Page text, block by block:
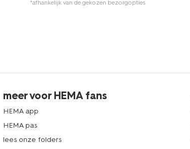
*afhankelijk van de gekozen bezorgopties
meer voor HEMA fans
HEMA app
HEMA pas
lees onze folders